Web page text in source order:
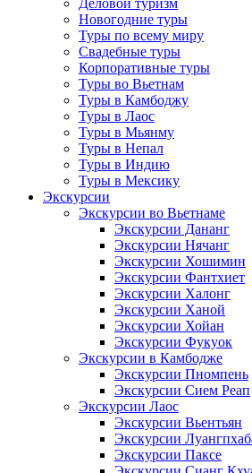
Деловой туризм
Новогодние туры
Туры по всему миру
Свадебные туры
Корпоративные туры
Туры во Вьетнам
Туры в Камбоджу
Туры в Лаос
Туры в Мьянму
Туры в Непал
Туры в Индию
Туры в Мексику
Экскурсии
Экскурсии во Вьетнаме
Экскурсии Дананг
Экскурсии Нячанг
Экскурсии Хошимин
Экскурсии Фантхиет
Экскурсии Халонг
Экскурсии Ханой
Экскурсии Хойан
Экскурсии Фукуок
Экскурсии в Камбодже
Экскурсии Пномпень
Экскурсии Сием Реап
Экскурсии Лаос
Экскурсии Вьентьян
Экскурсии
Экскурсии Паксе